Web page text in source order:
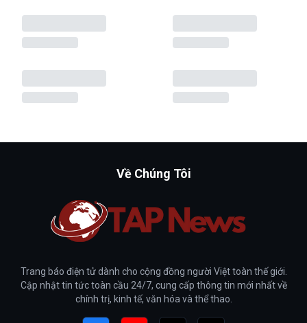
Về Chúng Tôi
Trang báo điện tử dành cho cộng đồng người Việt toàn thế giới.
Cập nhật tin tức toàn cầu 24/7, cung cấp thông tin mới nhất về
chính trị, kinh tế, văn hóa và thể thao.